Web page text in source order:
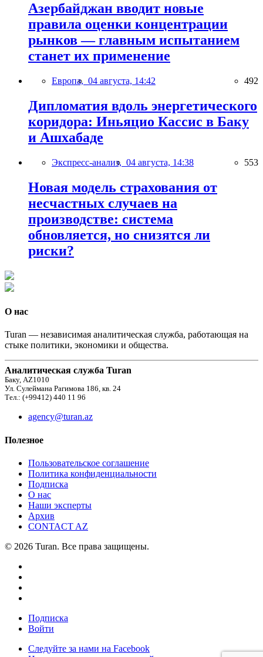
Азербайджан вводит новые
правила оценки концентрации
рынков — главным испытанием
станет их применение
Европа, 04 августа, 14:42 492
Дипломатия вдоль энергетического
коридора: Иньяцио Кассис в Баку
и Ашхабаде
Экспресс-анализ, 04 августа, 14:38 553
Новая модель страхования от
несчастных случаев на
производстве: система
обновляется, но снизятся ли
риски?
О нас
Turan — независимая аналитическая служба, работающая на
стыке политики, экономики и общества.
Аналитическая служба Turan
Баку, AZ1010
Ул. Сулеймана Рагимова 186, кв. 24
Тел.: (+99412) 440 11 96
agency@turan.az
Полезное
Пользовательское соглашение
Политика конфиденциальности
Подписка
О нас
Наши эксперты
Архив
CONTACT AZ
© 2026 Turan. Все права защищены.
Подписка
Войти
Следуйте за нами на Facebook